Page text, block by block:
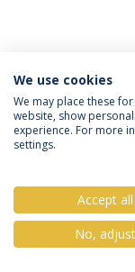
Política de
© 2026
We use cookies
We may place these
website, show
experience. For more
settings.
Accept all
No, adjust